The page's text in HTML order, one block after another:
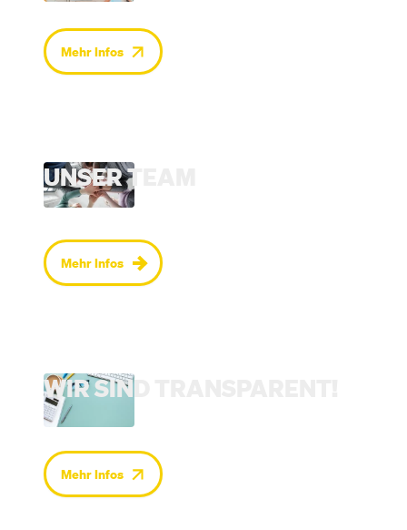
Mehr Infos
UNSER TEAM
Mehr Infos
WIR SIND TRANSPARENT!
Mehr Infos